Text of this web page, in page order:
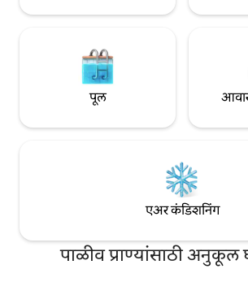
पूल
एअर कंडिशनिंग
पाळीव प्राण्यांसाठी अनुकूल